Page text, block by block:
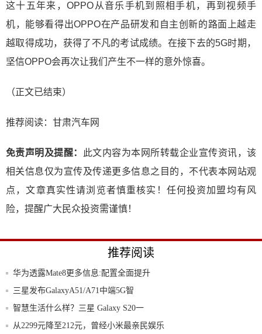
这十五年来，OPPO从音乐手机到照相手机，再到视频手
机，能够看得出OPPO在产品研发和自主创新的路面上越走
越取得成功，获得了不凡的考试成绩。在接下去的5G时期，
坚信OPPO会再次让我们产生不一样的意外惊喜。
（正文已结束）
推荐阅读： 甘肃汽车网
免责声明及提醒：
此文内容为本网所转载企业宣传资讯，该
相关信息仅为宣传及传递更多信息之目的，不代表本网站观
点，文章真实性请浏览者慎重核实！任何投资加盟均有风
险，提醒广大民众投资需谨慎！
推荐阅读
华为透露Mate8更多信息:配置全面提升
三星发布GalaxyA51/A71中端5G智
智慧生活什么样？三星 Galaxy S20一
从2299元降至212元，曾经小米最亲民娱乐